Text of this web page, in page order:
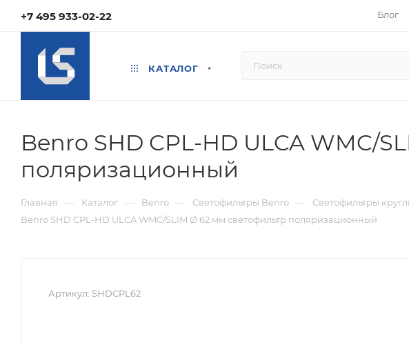
+7 495 933-02-22 Блог
КАТАЛОГ
Benro SHD CPL-HD ULCA WMC/
поляризационный
Главная — Каталог — Benro — Светофильтры Benro — Светофильтры
Benro SHD CPL-HD ULCA WMC/SLIM Ø 62 мм светофильтр поляризационный
Артикул: SHDCPL62